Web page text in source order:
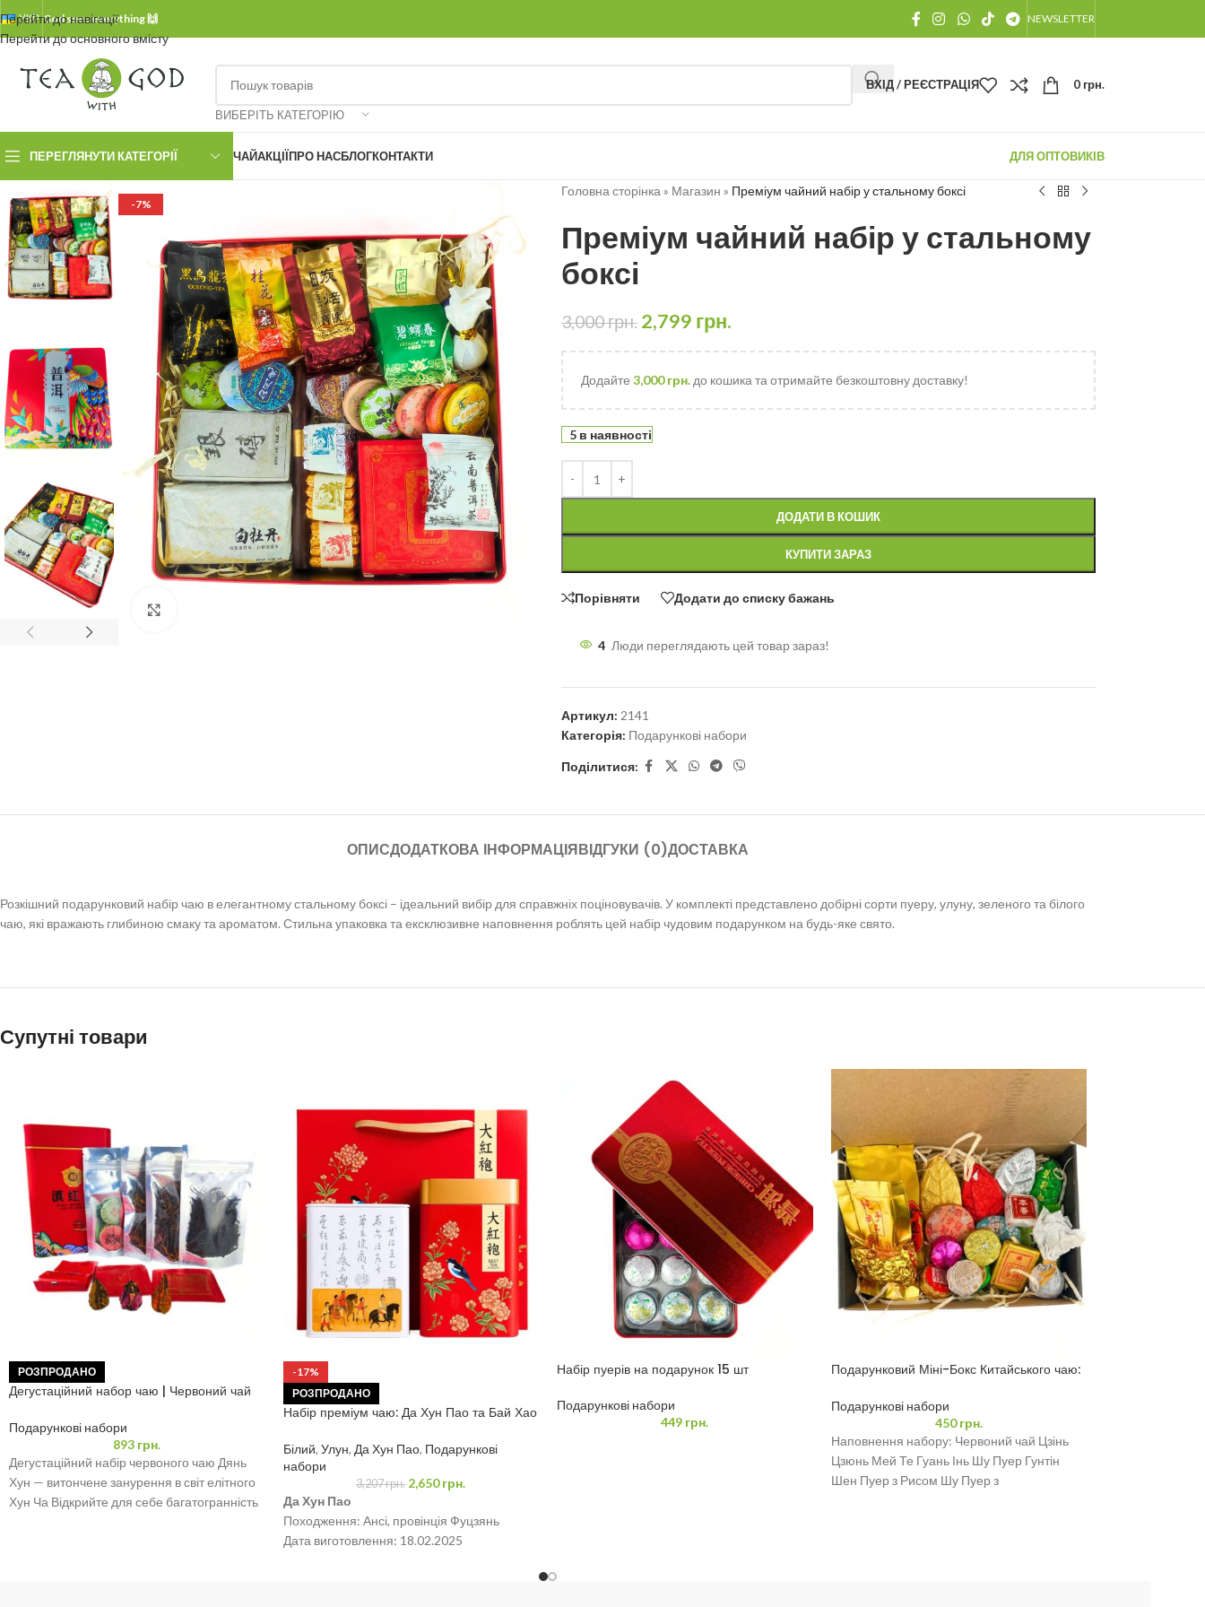
Перейти до навігації
Перейти до основного вмісту
УКР.God sees everything 🙌 NEWSLETTER
ВИБЕРІТЬ КАТЕГОРІЮ
ВХІД / РЕЄСТРАЦІЯ 0 грн.
ПЕРЕГЛЯНУТИ КАТЕГОРІЇ ЧАЙАКЦІЇПРО НАСБЛОГКОНТАКТИ ДЛЯ ОПТОВИКІВ
-7%
Головна сторінка » Магазин » Преміум чайний набір у стальному боксі
Преміум чайний набір у стальному
боксі
3,000грн. 2,799 грн.
Додайте 3,000грн.до кошика та отримайте безкоштовну доставку!
5 в наявності
ДОДАТИ В КОШИК
КУПИТИ ЗАРАЗ
Порівняти Додати до списку бажань
4 Люди переглядають цей товар зараз!
Артикул: 2141
Категорія: Подарункові набори
Поділитися:
ОПИСДОДАТКОВА ІНФОРМАЦІЯВІДГУКИ (0)ДОСТАВКА
Розкішний подарунковий набір чаю в елегантному стальному боксі – ідеальний вибір для справжніх поціновувачів. У комплекті представлено добірні сорти пуеру, улуну, зеленого та білого
чаю, які вражають глибиною смаку та ароматом. Стильна упаковка та ексклюзивне наповнення роблять цей набір чудовим подарунком на будь-яке свято.
Супутні товари
РОЗПРОДАНО
Дегустаційний набор чаю | Червоний чай
Подарункові набори
893 грн.
Дегустаційний набір червоного чаю Дянь
Хун — витончене занурення в світ елітного
Хун Ча Відкрийте для себе багатогранність
-17%
РОЗПРОДАНО
Набір преміум чаю: Да Хун Пао та Бай Хао
Білий, Улун, Да Хун Пао, Подарункові
набори
3,207грн. 2,650грн.
Да Хун Пао
Походження: Ансі, провінція Фуцзянь
Дата виготовлення: 18.02.2025
Набір пуерів на подарунок 15 шт
Подарункові набори
449 грн.
Подарунковий Міні-Бокс Китайського чаю:
Подарункові набори
450грн.
Наповнення набору: Червоний чай Цзінь
Цзюнь Мей Те Гуань Інь Шу Пуер Гунтін
Шен Пуер з Рисом Шу Пуер з